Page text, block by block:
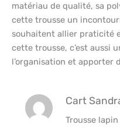
matériau de qualité, sa
cette trousse un
souhaitent allier praticité
cette trousse, c’est aussi
l’organisation et apporter
Cart
Trousse lapin